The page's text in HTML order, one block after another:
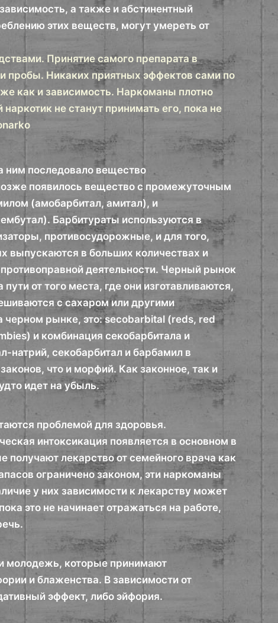
а также и абстинентный
этих веществ, могут умереть от
Принятие самого препарата в
пробы. Никаких приятных эффектов сами по
как и зависимость. Наркоманы плотно
не станут принимать его, пока не
ним последовало вещество
появилось вещество с промежуточным
(амобарбитал, амитал), и
Барбитураты используются в
противосудорожные, и для того,
выпускаются в больших количествах и
деятельности. Черный рынок
от того места, где они изготавливаются,
с сахаром или другими
черном рынке, это: secobarbital (reds, red
и комбинация секобарбитала и
натрий, секобарбитал и барбамил в
что и морфий. Как законное, так и
идет на убыль.
проблемой для здоровья.
интоксикация появляется в основном в
лекарство от семейного врача как
ограничено законом, эти наркоманы
у них зависимости к лекарству может
это не начинает отражаться на работе,
молодежь, которые принимают
и блаженства. В зависимости от
эффект, либо эйфория.